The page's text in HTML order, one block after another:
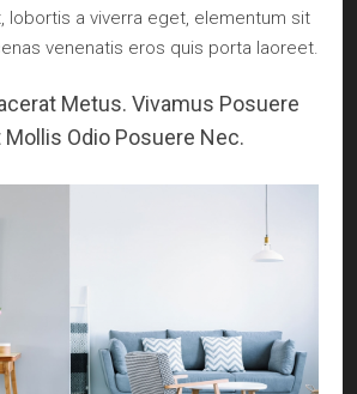
lobortis a viverra eget, elementum sit
venenatis eros quis porta laoreet.
Metus. Vivamus Posuere
Mollis Odio Posuere Nec.